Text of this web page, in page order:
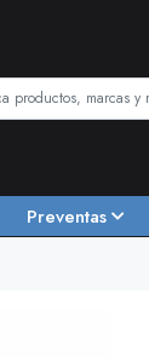
Preventas